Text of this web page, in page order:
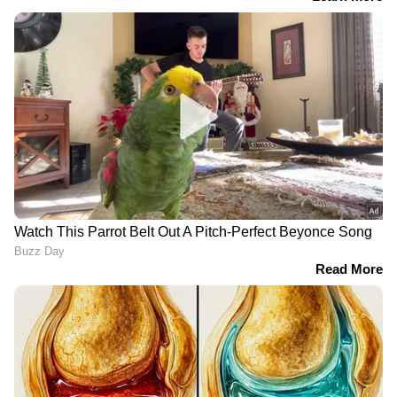
കുഞ്ഞുങ്ങൾ അംഗവൈകല്യങ്ങളുമായി
ലോകമെമ്പാടും പിറന്നുവെന്നാണ്
വിലയിരുത്തൽ.
എബോളയെ നിസ്സാരമായി
കാണുന്നവർക്ക്
മുന്നറിയിപ്പുമായി
ലോകാരോഗ്യസംഘടനയുടെ
ആഫ്രിക്കയിലെ മേധാവി;
'ഒരൊറ്റ കേസ് മതി...'
യുഎഇയിലെത്തിയ
മോദിയുടെ അപൂര്‍വ്വ
സമ്മാനങ്ങൾ, കൗതുകം
നിറഞ്ഞ പട്ടിക പുറത്ത്,
സമ്മാനപ്പൊതിയിൽ
കേസർ മാമ്പഴം മുതൽ
മഖാന വരെ
മുന്‍ കാമുകനെ കൊല്ലാന്‍
വാടകക്കൊലയാളി;
അറസ്റ്റിലായ
ഇന്‍ഫ്‌ലുവന്‍സര്‍ക്കെതിരെ
കുറ്റം ചുമത്തി
വിമാനത്താവളത്തിലെ
പതിവ് പരിശോധനക്കിടെ
അപ്രതീക്ഷിത സംഭവം;
താറുമാറായത്
നൂറുകണക്കിന്